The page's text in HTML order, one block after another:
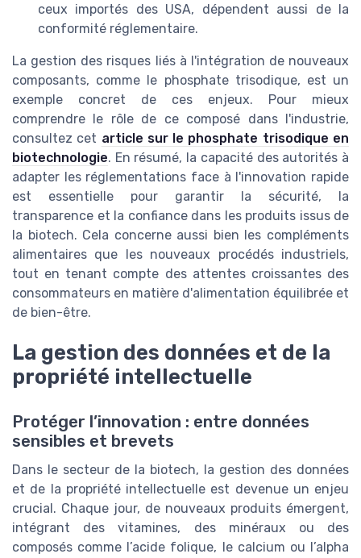
ceux importés des USA, dépendent aussi de la
conformité réglementaire.
La gestion des risques liés à l'intégration de nouveaux
composants, comme le phosphate trisodique, est un
exemple concret de ces enjeux. Pour mieux
comprendre le rôle de ce composé dans l'industrie,
consultez cet article sur le phosphate trisodique en
biotechnologie. En résumé, la capacité des autorités à
adapter les réglementations face à l'innovation rapide
est essentielle pour garantir la sécurité, la
transparence et la confiance dans les produits issus de
la biotech. Cela concerne aussi bien les compléments
alimentaires que les nouveaux procédés industriels,
tout en tenant compte des attentes croissantes des
consommateurs en matière d'alimentation équilibrée et
de bien-être.
La gestion des données et de la
propriété intellectuelle
Protéger l’innovation : entre données
sensibles et brevets
Dans le secteur de la biotech, la gestion des données
et de la propriété intellectuelle est devenue un enjeu
crucial. Chaque jour, de nouveaux produits émergent,
intégrant des vitamines, des minéraux ou des
composés comme l’acide folique, le calcium ou l’alpha